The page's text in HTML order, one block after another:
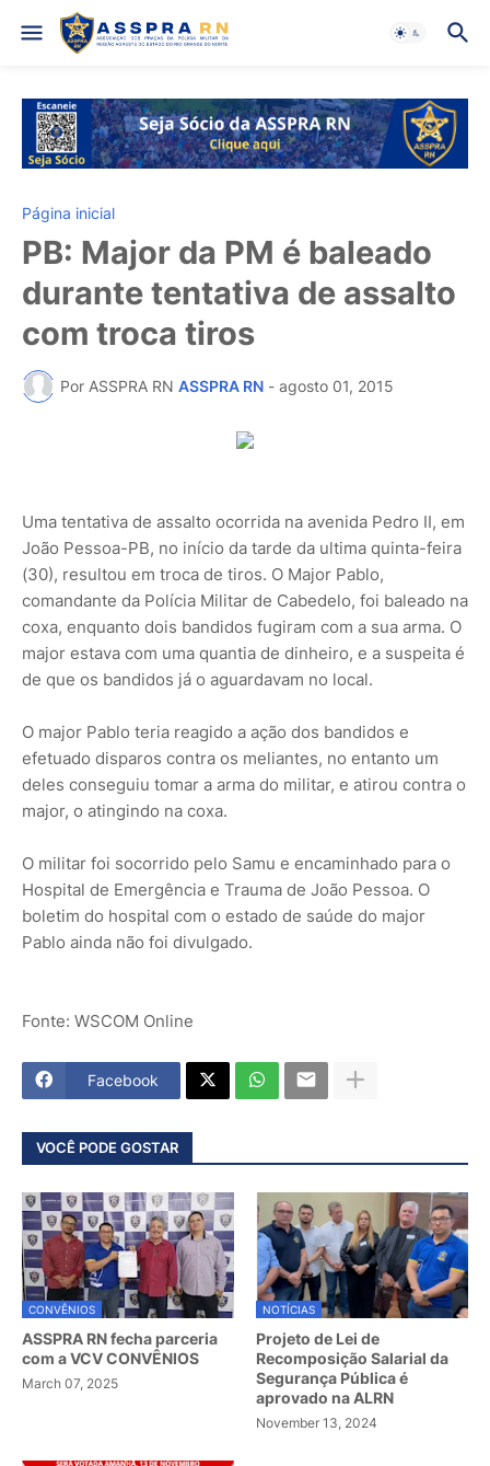
Página inicial
PB: Major da PM é baleado
durante tentativa de assalto
com troca tiros
Por ASSPRA RN ASSPRA RN - agosto 01, 2015
Uma tentativa de assalto ocorrida na avenida Pedro II, em
João Pessoa-PB, no início da tarde da ultima quinta-feira
(30), resultou em troca de tiros. O Major Pablo,
comandante da Polícia Militar de Cabedelo, foi baleado na
coxa, enquanto dois bandidos fugiram com a sua arma. O
major estava com uma quantia de dinheiro, e a suspeita é
de que os bandidos já o aguardavam no local.
O major Pablo teria reagido a ação dos bandidos e
efetuado disparos contra os meliantes, no entanto um
deles conseguiu tomar a arma do militar, e atirou contra o
major, o atingindo na coxa.
O militar foi socorrido pelo Samu e encaminhado para o
Hospital de Emergência e Trauma de João Pessoa. O
boletim do hospital com o estado de saúde do major
Pablo ainda não foi divulgado.
Fonte: WSCOM Online
Facebook
VOCÊ PODE GOSTAR
CONVÊNIOS
ASSPRA RN fecha parceria
com a VCV CONVÊNIOS
March 07, 2025
NOTÍCIAS
Projeto de Lei de
Recomposição Salarial da
Segurança Pública é
aprovado na ALRN
November 13, 2024